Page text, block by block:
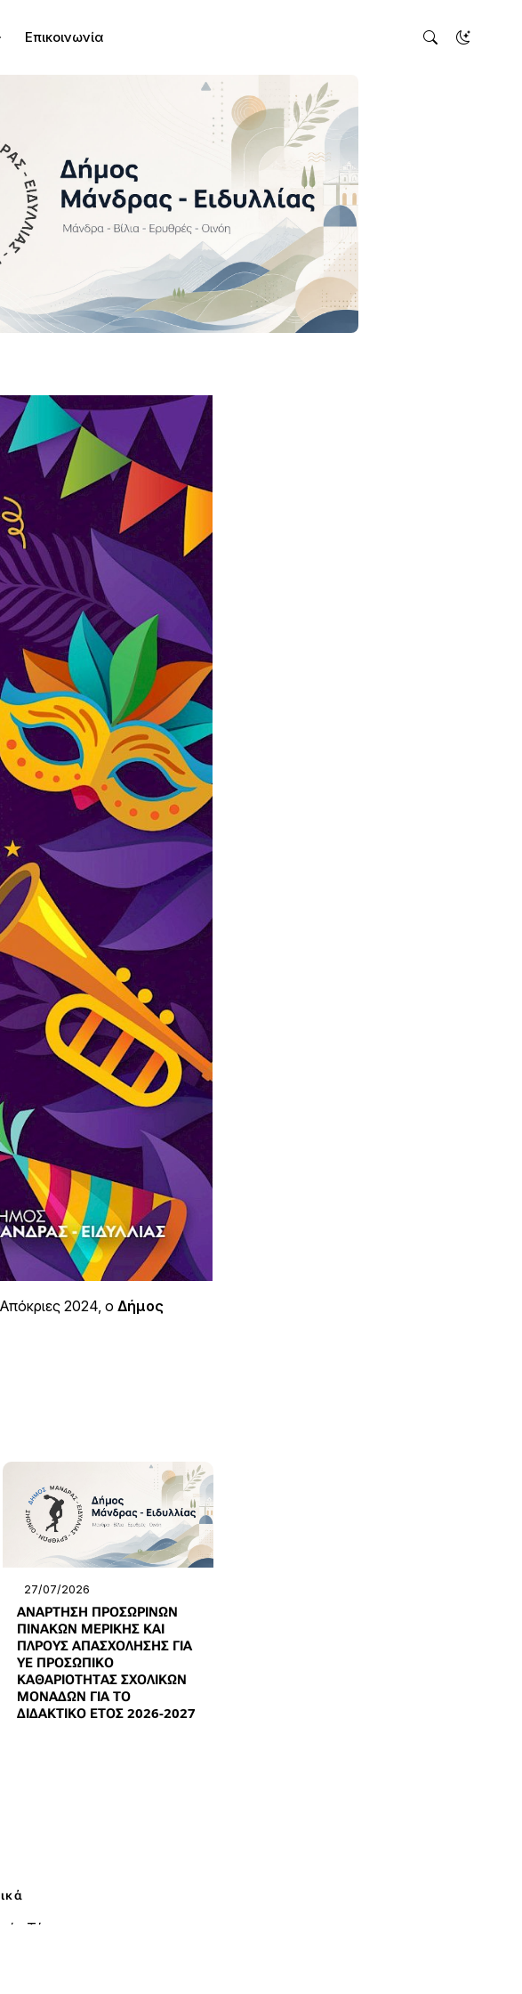
Επικοινωνία
2024, ο Δήμος
27/07/2026
ΑΝΑΡΤΗΣΗ ΠΡΟΣΩΡΙΝΩΝ
ΠΙΝΑΚΩΝ ΜΕΡΙΚΗΣ ΚΑΙ
ΠΛΡΟΥΣ ΑΠΑΣΧΟΛΗΣΗΣ ΓΙΑ
ΥΕ ΠΡΟΣΩΠΙΚΟ
ΚΑΘΑΡΙΟΤΗΤΑΣ ΣΧΟΛΙΚΩΝ
ΜΟΝΑΔΩΝ ΓΙΑ ΤΟ
ΔΙΔΑΚΤΙΚΟ ΕΤΟΣ 2026-2027
Τύπου